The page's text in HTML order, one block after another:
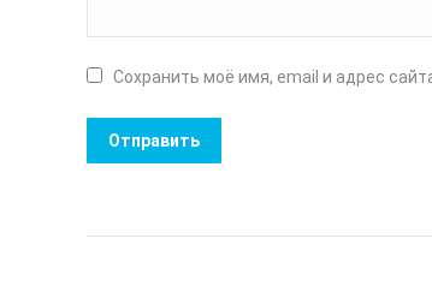
Сохранить моё имя, email и адрес